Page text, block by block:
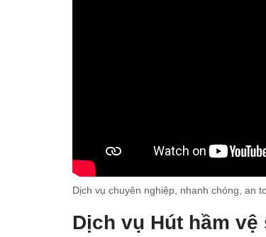
Dịch vụ chuyên nghiệp, nhanh chóng, an
Dịch vụ Hút hầm vệ